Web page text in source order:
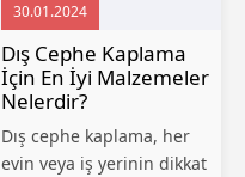
etkenlere karşı koruyan
önemli bir yapı
elemanıdır....
30.01.2024
Dış Cephe Kaplama
İçin En İyi Malzemeler
Nelerdir?
Dış cephe kaplama, her
evin veya iş yerinin dikkat